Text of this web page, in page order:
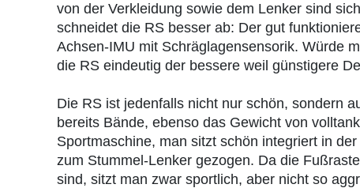
von der Verkleidung sowie dem Lenker sind
schneidet die RS besser ab: Der gut
Achsen-IMU mit Schräglagensensorik. Würde
die RS eindeutig der bessere weil günstigere
Die RS ist jedenfalls nicht nur schön, sondern
bereits Bände, ebenso das Gewicht von
Sportmaschine, man sitzt schön integriert in
zum Stummel-Lenker gezogen. Da die
sind, sitzt man zwar sportlich, aber nicht so